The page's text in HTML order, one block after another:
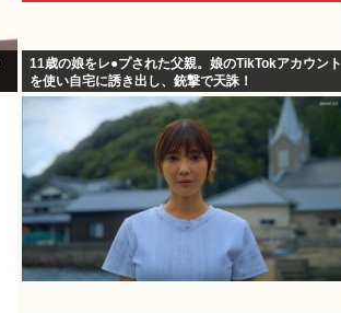
11歳の娘をレ●プされた父親。娘のTikTokアカウント
を使い自宅に誘き出し、銃撃で天誅！